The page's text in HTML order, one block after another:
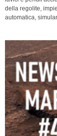
della regolite,
automatica,